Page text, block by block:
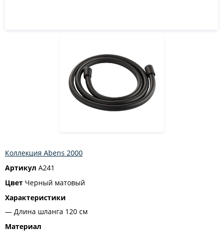
Коллекция Abens 2000
Артикул A241
Цвет Черный матовый
Характеристики
Длина шланга 120 см
Материал